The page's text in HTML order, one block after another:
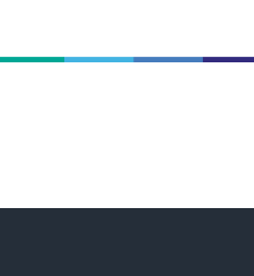
+ Remate de bienes